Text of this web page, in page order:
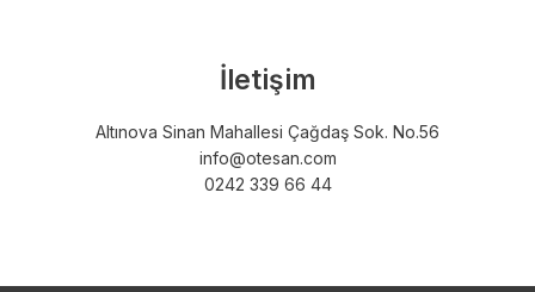
İletişim
Altınova Sinan Mahallesi Çağdaş Sok. No.56
info@otesan.com
0242 339 66 44